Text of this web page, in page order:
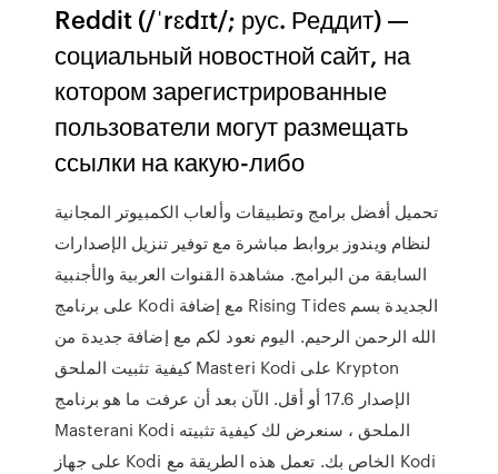
Reddit (/ˈrɛdɪt/; рус. Реддит) —
социальный новостной сайт, на
котором зарегистрированные
пользователи могут размещать
ссылки на какую-либо
تحميل أفضل برامج وتطبيقات وألعاب الكمبيوتر المجانية
لنظام ويندوز بروابط مباشرة مع توفير تنزيل الإصدارات
السابقة من البرامج. مشاهدة القنوات العربية والأجنبية
على برنامج Kodi مع إضافة Rising Tides الجديدة بسم
الله الرحمن الرحيم. اليوم نعود لكم مع إضافة جديدة من
كيفية تثبيت الملحق Masteri Kodi على Krypton
الإصدار 17.6 أو أقل. الآن بعد أن عرفت ما هو برنامج
Masterani Kodi الملحق ، سنعرض لك كيفية تثبيته
على جهاز Kodi الخاص بك. تعمل هذه الطريقة مع Kodi